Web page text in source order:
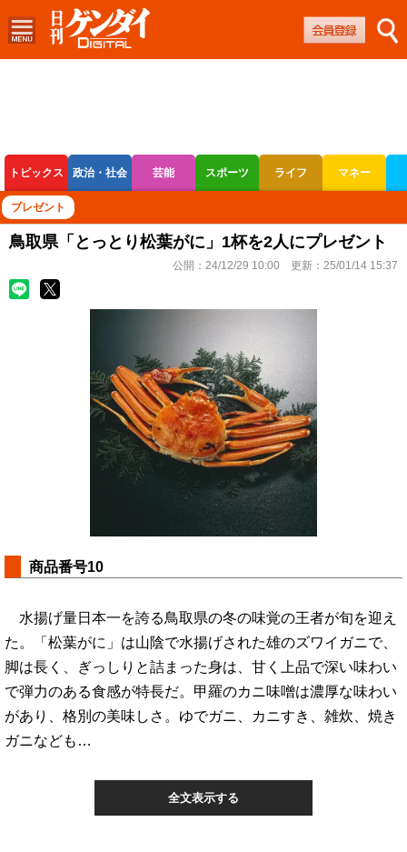
トピックス 政治・社会 芸能 スポーツ ライフ マネー
ボートレース
プレゼント
鳥取県「とっとり松葉がに」1杯を2人にプレゼント
公開： 24/12/29 10:00 更新： 25/01/14 15:37
商品番号10
水揚げ量日本一を誇る鳥取県の冬の味覚の王者が旬を迎え
た。「松葉がに」は山陰で水揚げされた雄のズワイガニで、
脚は長く、ぎっしりと詰まった身は、甘く上品で深い味わい
で弾力のある食感が特長だ。甲羅のカニ味噌は濃厚な味わい
があり、格別の美味しさ。ゆでガニ、カニすき、雑炊、焼き
ガニなども…
全文表示する